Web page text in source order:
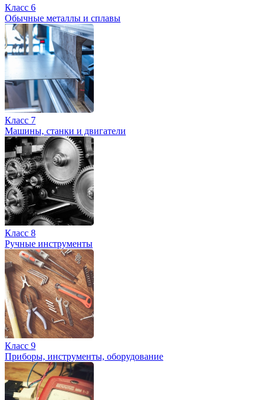
Класс 6
Обычные металлы и сплавы
Класс 7
Машины, станки и двигатели
Класс 8
Ручные инструменты
Класс 9
Приборы, инструменты, оборудование